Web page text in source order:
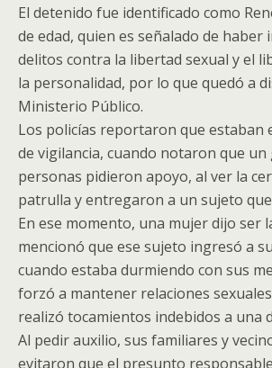
El detenido fue identificado como
de edad, quien es señalado de haber
delitos contra la libertad sexual y el
la personalidad, por lo que quedó a
Ministerio Público.
Los policías reportaron que estaban
de vigilancia, cuando notaron que un
personas pidieron apoyo, al ver la
patrulla y entregaron a un sujeto
En ese momento, una mujer dijo ser
mencionó que ese sujeto ingresó a
cuando estaba durmiendo con sus
forzó a mantener relaciones
realizó tocamientos indebidos a una
Al pedir auxilio, sus familiares y
evitaron que el presunto